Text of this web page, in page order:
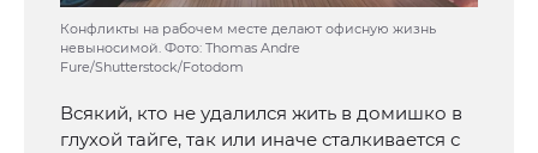
Конфликты на рабочем месте делают офисную жизнь
невыносимой. Фото: Thomas Andre
Fure/Shutterstock/Fotodom
Всякий, кто не удалился жить в домишко в
глухой тайге, так или иначе сталкивается с